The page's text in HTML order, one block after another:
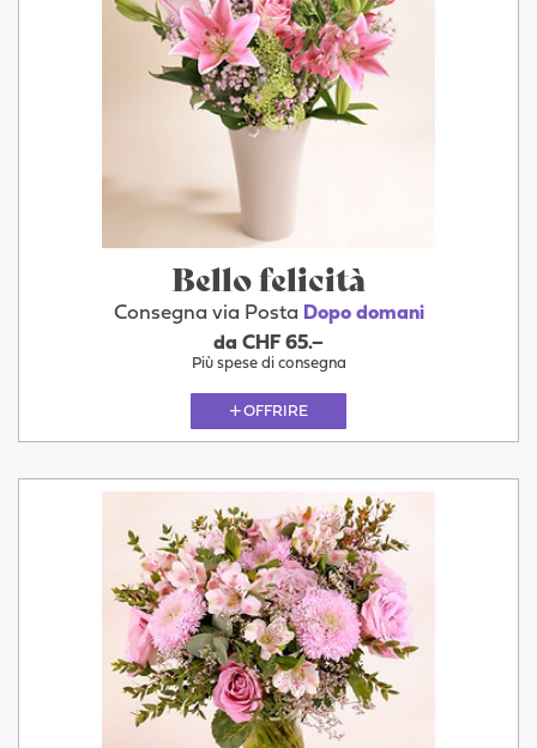
Bello felicità
Consegna via Posta Dopo domani
da CHF 65.–
Più spese di consegna
OFFRIRE